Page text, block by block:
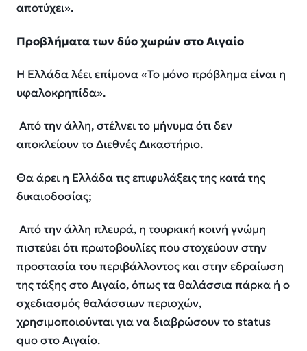
αποτύχει».
Προβλήματα των δύο χωρών στο Αιγαίο
Η Ελλάδα λέει επίμονα «Το μόνο πρόβλημα είναι η
υφαλοκρηπίδα».
Από την άλλη, στέλνει το μήνυμα ότι δεν
αποκλείουν το Διεθνές Δικαστήριο.
Θα άρει η Ελλάδα τις επιφυλάξεις της κατά της
δικαιοδοσίας;
Από την άλλη πλευρά, η τουρκική κοινή γνώμη
πιστεύει ότι πρωτοβουλίες που στοχεύουν στην
προστασία του περιβάλλοντος και στην εδραίωση
της τάξης στο Αιγαίο, όπως τα θαλάσσια πάρκα ή ο
σχεδιασμός θαλάσσιων περιοχών,
χρησιμοποιούνται για να διαβρώσουν το status
quo στο Αιγαίο.